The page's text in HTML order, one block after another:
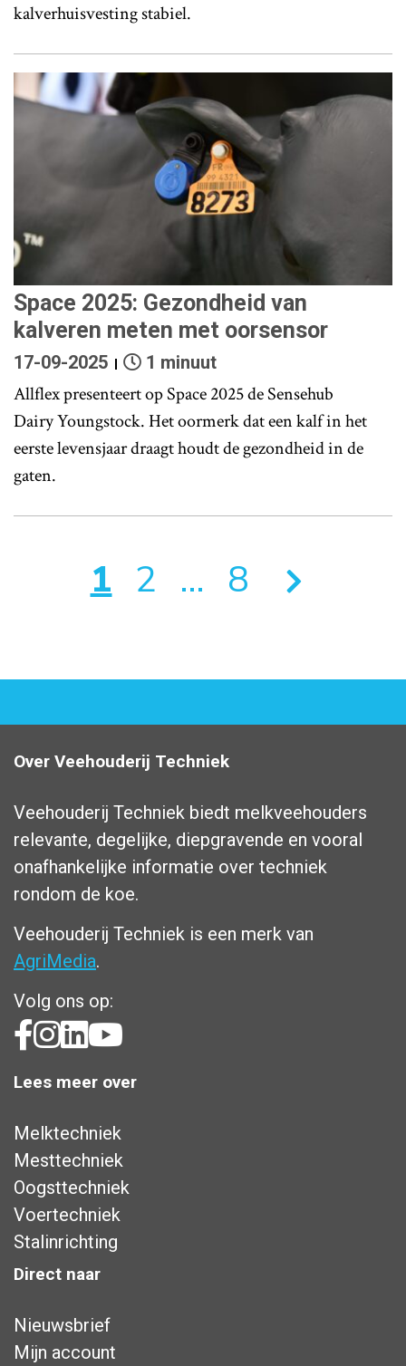
kalverhuisvesting stabiel.
Space 2025: Gezondheid van
kalveren meten met oorsensor
17-09-2025 1 minuut
Allflex presenteert op Space 2025 de Sensehub
Dairy Youngstock. Het oormerk dat een kalf in het
eerste levensjaar draagt houdt de gezondheid in de
gaten.
1 2 … 8
Over Veehouderij Techniek
Veehouderij Techniek biedt melkveehouders
relevante, degelijke, diepgravende en vooral
onafhankelijke informatie over techniek
rondom de koe.
Veehouderij Techniek is een merk van
AgriMedia.
Volg ons op:
Lees meer over
Melktechniek
Mesttechniek
Oogsttechniek
Voertechniek
Stalinrichting
Direct naar
Nieuwsbrief
Mijn account